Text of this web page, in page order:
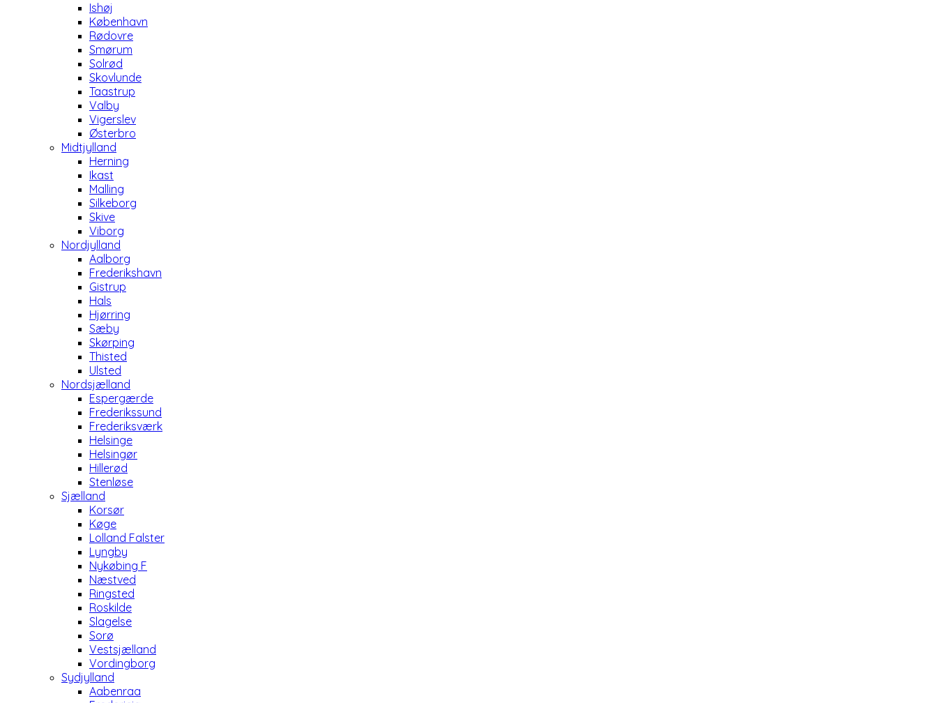
Ishøj
København
Rødovre
Smørum
Solrød
Skovlunde
Taastrup
Valby
Vigerslev
Østerbro
Midtjylland
Herning
Ikast
Malling
Silkeborg
Skive
Viborg
Nordjylland
Aalborg
Frederikshavn
Gistrup
Hals
Hjørring
Sæby
Skørping
Thisted
Ulsted
Nordsjælland
Espergærde
Frederikssund
Frederiksværk
Helsinge
Helsingør
Hillerød
Stenløse
Sjælland
Korsør
Køge
Lolland Falster
Lyngby
Nykøbing F
Næstved
Ringsted
Roskilde
Slagelse
Sorø
Vestsjælland
Vordingborg
Sydjylland
Aabenraa